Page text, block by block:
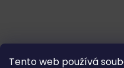
Tento web používá